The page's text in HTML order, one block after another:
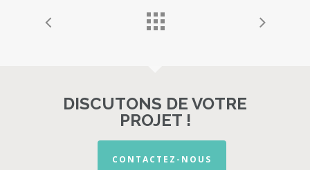
DISCUTONS DE VOTRE
PROJET !
CONTACTEZ-NOUS